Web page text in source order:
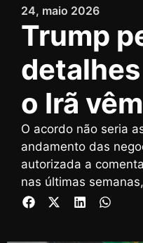
24, maio 2026
Trump
o Irã
O acordo não seria
andamento das
autorizada a
nas últimas